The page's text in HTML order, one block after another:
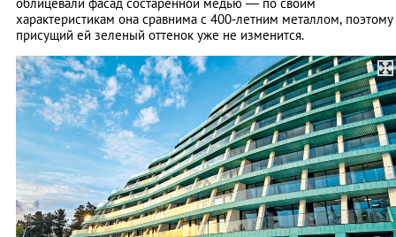
характеристикам она сравнима с 400‑­летним металлом, поэтому
присущий ей зеленый ­оттенок уже не ­изменится.